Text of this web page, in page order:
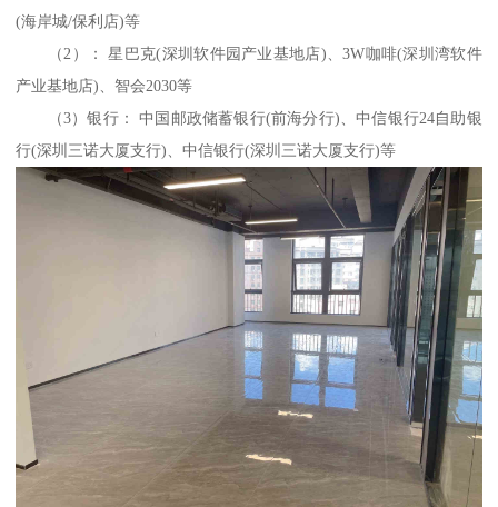
(海岸城/保利店)等
（2）： 星巴克(深圳软件园产业基地店)、3W咖啡(深圳湾软件
产业基地店)、智会2030等
（3）银行： 中国邮政储蓄银行(前海分行)、中信银行24自助银
行(深圳三诺大厦支行)、中信银行(深圳三诺大厦支行)等